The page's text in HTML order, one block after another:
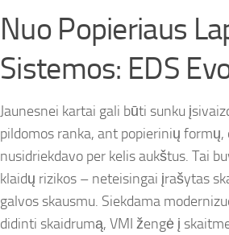
Nuo Popieriaus
Sistemos: EDS
Jaunesnei kartai gali būti sunku
pildomos ranka, ant popierinių
nusidriekdavo per kelis aukštus. Tai
klaidų rizikos – neteisingai įrašytas
galvos skausmu. Siekdama
didinti skaidrumą, VMI žengė į